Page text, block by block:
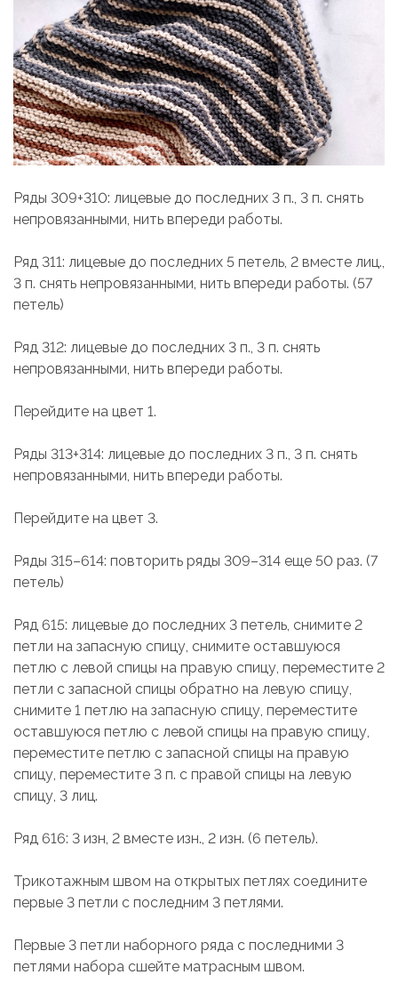
Ряды 309+310: лицевые до последних 3 п., 3 п. снять
непровязанными, нить впереди работы.
Ряд 311: лицевые до последних 5 петель, 2 вместе лиц.,
3 п. снять непровязанными, нить впереди работы. (57
петель)
Ряд 312: лицевые до последних 3 п., 3 п. снять
непровязанными, нить впереди работы.
Перейдите на цвет 1.
Ряды 313+314: лицевые до последних 3 п., 3 п. снять
непровязанными, нить впереди работы.
Перейдите на цвет 3.
Ряды 315–614: повторить ряды 309–314 еще 50 раз. (7
петель)
Ряд 615: лицевые до последних 3 петель, снимите 2
петли на запасную спицу, снимите оставшуюся
петлю с левой спицы на правую спицу, переместите 2
петли с запасной спицы обратно на левую спицу,
снимите 1 петлю на запасную спицу, переместите
оставшуюся петлю с левой спицы на правую спицу,
переместите петлю с запасной спицы на правую
спицу, переместите 3 п. с правой спицы на левую
спицу, 3 лиц.
Ряд 616: 3 изн, 2 вместе изн., 2 изн. (6 петель).
Трикотажным швом на открытых петлях соедините
первые 3 петли с последним 3 петлями.
Первые 3 петли наборного ряда с последними 3
петлями набора сшейте матрасным швом.